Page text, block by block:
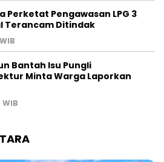
Perketat Pengawasan LPG 3
Terancam Ditindak
Bantah Isu Pungli
Minta Warga Laporkan